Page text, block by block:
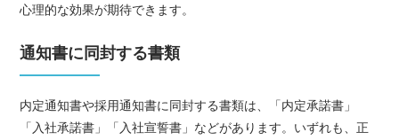
心理的な効果が期待できます。
通知書に同封する書類
内定通知書や採用通知書に同封する書類は、「内定承諾書」
「入社承諾書」「入社宣誓書」などがあります。いずれも、正